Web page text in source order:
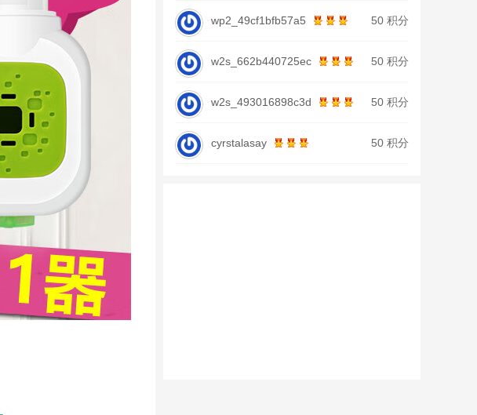
wp2_49cf1bfb57a5 50 积分
w2s_662b440725ec 50 积分
w2s_493016898c3d 50 积分
cyrstalasay 50 积分